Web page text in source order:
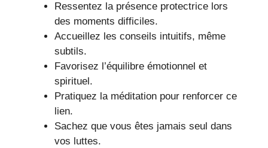
Ressentez la présence protectrice lors
des moments difficiles.
Accueillez les conseils intuitifs, même
subtils.
Favorisez l’équilibre émotionnel et
spirituel.
Pratiquez la méditation pour renforcer ce
lien.
Sachez que vous êtes jamais seul dans
vos luttes.